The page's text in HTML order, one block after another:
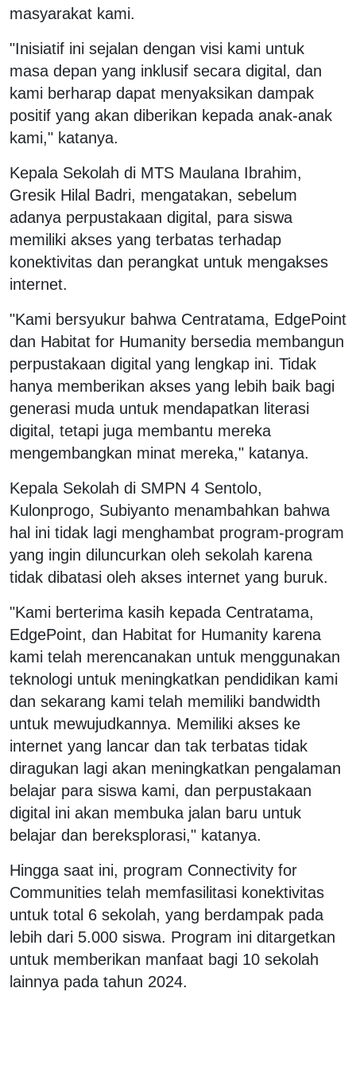
masyarakat kami.
"Inisiatif ini sejalan dengan visi kami untuk
masa depan yang inklusif secara digital, dan
kami berharap dapat menyaksikan dampak
positif yang akan diberikan kepada anak-anak
kami," katanya.
Kepala Sekolah di MTS Maulana Ibrahim,
Gresik Hilal Badri, mengatakan, sebelum
adanya perpustakaan digital, para siswa
memiliki akses yang terbatas terhadap
konektivitas dan perangkat untuk mengakses
internet.
"Kami bersyukur bahwa Centratama, EdgePoint
dan Habitat for Humanity bersedia membangun
perpustakaan digital yang lengkap ini. Tidak
hanya memberikan akses yang lebih baik bagi
generasi muda untuk mendapatkan literasi
digital, tetapi juga membantu mereka
mengembangkan minat mereka," katanya.
Kepala Sekolah di SMPN 4 Sentolo,
Kulonprogo, Subiyanto menambahkan bahwa
hal ini tidak lagi menghambat program-program
yang ingin diluncurkan oleh sekolah karena
tidak dibatasi oleh akses internet yang buruk.
"Kami berterima kasih kepada Centratama,
EdgePoint, dan Habitat for Humanity karena
kami telah merencanakan untuk menggunakan
teknologi untuk meningkatkan pendidikan kami
dan sekarang kami telah memiliki bandwidth
untuk mewujudkannya. Memiliki akses ke
internet yang lancar dan tak terbatas tidak
diragukan lagi akan meningkatkan pengalaman
belajar para siswa kami, dan perpustakaan
digital ini akan membuka jalan baru untuk
belajar dan bereksplorasi," katanya.
Hingga saat ini, program Connectivity for
Communities telah memfasilitasi konektivitas
untuk total 6 sekolah, yang berdampak pada
lebih dari 5.000 siswa. Program ini ditargetkan
untuk memberikan manfaat bagi 10 sekolah
lainnya pada tahun 2024.